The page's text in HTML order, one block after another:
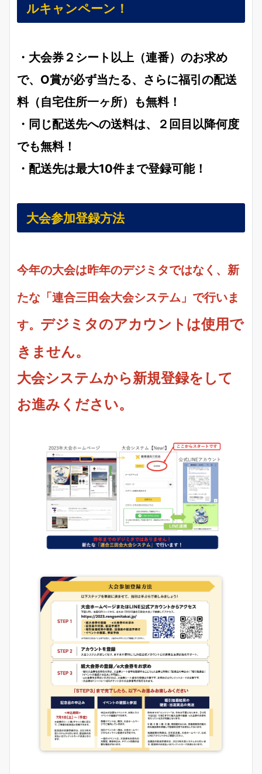
ルキャンペーン！
・大会券２シート以上（連番）のお求め
で、O賞が必ず当たる、さらに福引の配送
料（自宅住所一ヶ所）も無料！
・同じ配送先への送料は、２回目以降何度
でも無料！
・配送先は最大10件まで登録可能！
大会参加登録方法
今年の大会は昨年のデジミタではなく、新
たな「連合三田会大会システム」で行いま
す。 デジミタのアカウントは使用で
きません。
大会システムから新規登録をして
お進みください。